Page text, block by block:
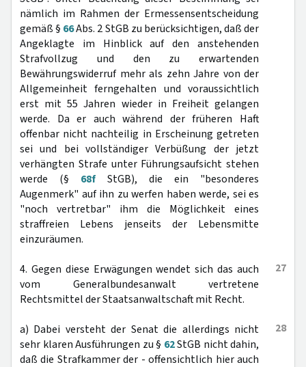
nämlich im Rahmen der Ermessensentscheidung
gemäß § 66Abs. 2 StGB zu berücksichtigen, daß der
Angeklagte im Hinblick auf den anstehenden
Strafvollzug und den zu erwartenden
Bewährungswiderruf mehr als zehn Jahre von der
Allgemeinheit ferngehalten und voraussichtlich
erst mit 55 Jahren wieder in Freiheit gelangen
werde. Da er auch während der früheren Haft
offenbar nicht nachteilig in Erscheinung getreten
sei und bei vollständiger Verbüßung der jetzt
verhängten Strafe unter Führungsaufsicht stehen
werde (§ 68f StGB), die ein "besonderes
Augenmerk" auf ihn zu werfen haben werde, sei es
"noch vertretbar" ihm die Möglichkeit eines
straffreien Lebens jenseits der Lebensmitte
einzuräumen.
27
4. Gegen diese Erwägungen wendet sich das auch
vom Generalbundesanwalt vertretene
Rechtsmittel der Staatsanwaltschaft mit Recht.
28
a) Dabei versteht der Senat die allerdings nicht
sehr klaren Ausführungen zu § 62StGB nicht dahin,
daß die Strafkammer der - offensichtlich hier auch